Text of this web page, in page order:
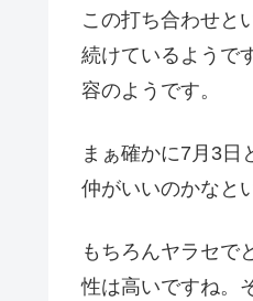
この打ち合わせと
続けているようで
容のようです。
まぁ確かに7月3日
仲がいいのかなと
もちろんヤラセで
性は高いですね。